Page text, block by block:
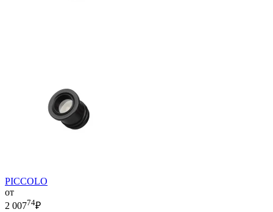
PICCOLO
от
2 00774₽